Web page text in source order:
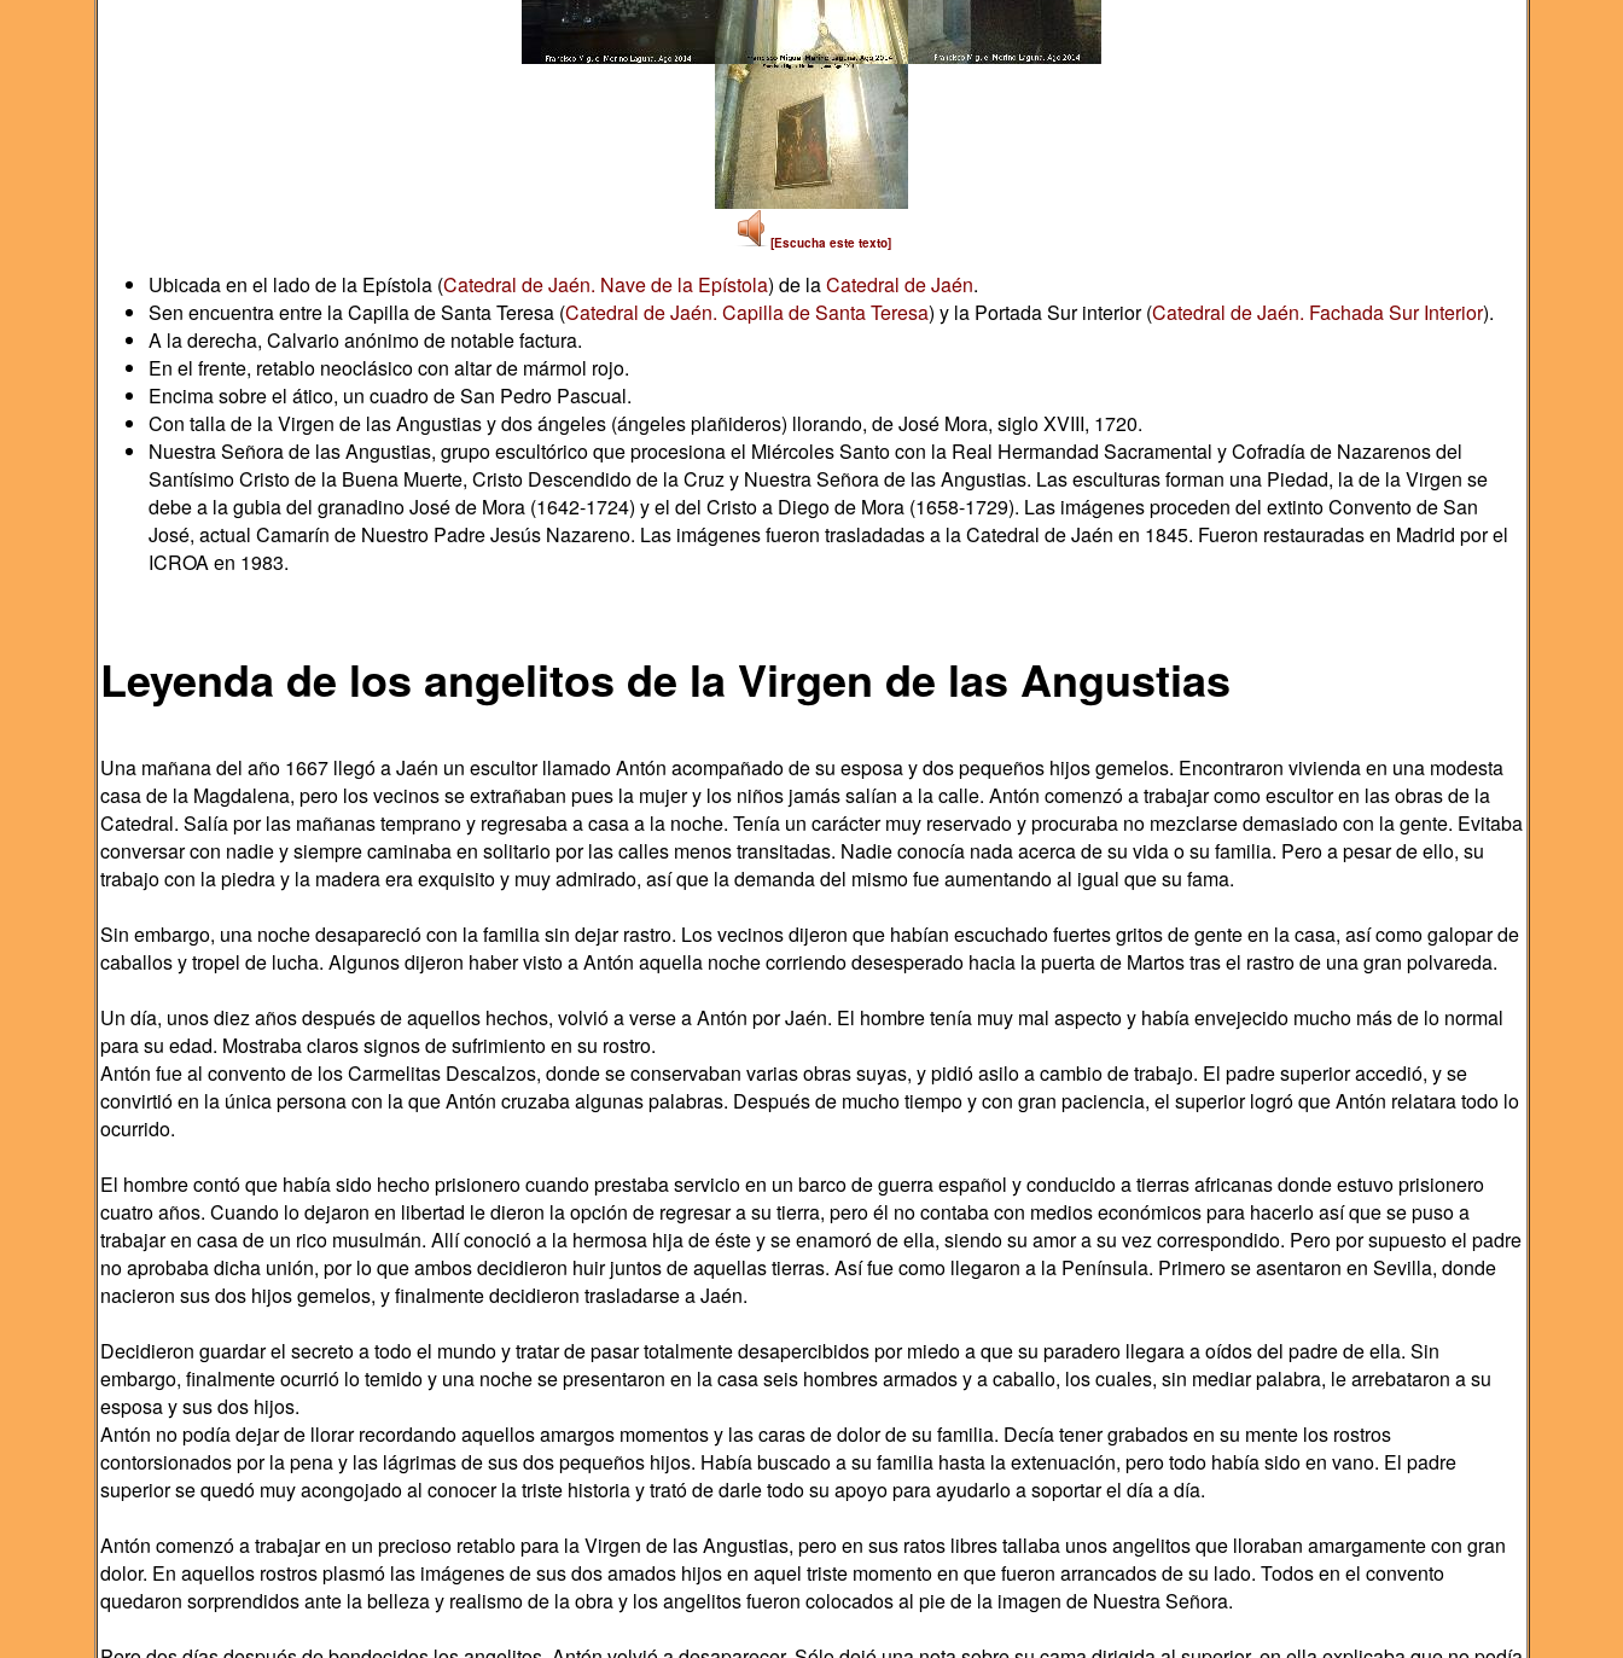
[Escucha este texto]
Ubicada en el lado de la Epístola (Catedral de Jaén. Nave de la Epístola) de laCatedral de Jaén.
Sen encuentra entre la Capilla de Santa Teresa (Catedral de Jaén. Capilla de Santa Teresa) y la Portada Sur interior (Catedral de Jaén. Fachada Sur Interior).
A la derecha, Calvario anónimo de notable factura.
En el frente, retablo neoclásico con altar de mármol rojo.
Encima sobre el ático, un cuadro de San Pedro Pascual.
Con talla de la Virgen de las Angustias y dos ángeles (ángeles plañideros) llorando, de José Mora, siglo XVIII, 1720.
Nuestra Señora de las Angustias, grupo escultórico que procesiona el Miércoles Santo con la Real Hermandad Sacramental y Cofradía de Nazarenos del
Santísimo Cristo de la Buena Muerte, Cristo Descendido de la Cruz y Nuestra Señora de las Angustias. Las esculturas forman una Piedad, la de la Virgen se
debe a la gubia del granadino José de Mora (1642-1724) y el del Cristo a Diego de Mora (1658-1729). Las imágenes proceden del extinto Convento de San
José, actual Camarín de Nuestro Padre Jesús Nazareno. Las imágenes fueron trasladadas a la Catedral de Jaén en 1845. Fueron restauradas en Madrid por el
ICROA en 1983.
Leyenda de los angelitos de la Virgen de las Angustias
Una mañana del año 1667 llegó a Jaén un escultor llamado Antón acompañado de su esposa y dos pequeños hijos gemelos. Encontraron vivienda en una modesta
casa de la Magdalena, pero los vecinos se extrañaban pues la mujer y los niños jamás salían a la calle. Antón comenzó a trabajar como escultor en las obras de la
Catedral. Salía por las mañanas temprano y regresaba a casa a la noche. Tenía un carácter muy reservado y procuraba no mezclarse demasiado con la gente. Evitaba
conversar con nadie y siempre caminaba en solitario por las calles menos transitadas. Nadie conocía nada acerca de su vida o su familia. Pero a pesar de ello, su
trabajo con la piedra y la madera era exquisito y muy admirado, así que la demanda del mismo fue aumentando al igual que su fama.
Sin embargo, una noche desapareció con la familia sin dejar rastro. Los vecinos dijeron que habían escuchado fuertes gritos de gente en la casa, así como galopar de
caballos y tropel de lucha. Algunos dijeron haber visto a Antón aquella noche corriendo desesperado hacia la puerta de Martos tras el rastro de una gran polvareda.
Un día, unos diez años después de aquellos hechos, volvió a verse a Antón por Jaén. El hombre tenía muy mal aspecto y había envejecido mucho más de lo normal
para su edad. Mostraba claros signos de sufrimiento en su rostro.
Antón fue al convento de los Carmelitas Descalzos, donde se conservaban varias obras suyas, y pidió asilo a cambio de trabajo. El padre superior accedió, y se
convirtió en la única persona con la que Antón cruzaba algunas palabras. Después de mucho tiempo y con gran paciencia, el superior logró que Antón relatara todo lo
ocurrido.
El hombre contó que había sido hecho prisionero cuando prestaba servicio en un barco de guerra español y conducido a tierras africanas donde estuvo prisionero
cuatro años. Cuando lo dejaron en libertad le dieron la opción de regresar a su tierra, pero él no contaba con medios económicos para hacerlo así que se puso a
trabajar en casa de un rico musulmán. Allí conoció a la hermosa hija de éste y se enamoró de ella, siendo su amor a su vez correspondido. Pero por supuesto el padre
no aprobaba dicha unión, por lo que ambos decidieron huir juntos de aquellas tierras. Así fue como llegaron a la Península. Primero se asentaron en Sevilla, donde
nacieron sus dos hijos gemelos, y finalmente decidieron trasladarse a Jaén.
Decidieron guardar el secreto a todo el mundo y tratar de pasar totalmente desapercibidos por miedo a que su paradero llegara a oídos del padre de ella. Sin
embargo, finalmente ocurrió lo temido y una noche se presentaron en la casa seis hombres armados y a caballo, los cuales, sin mediar palabra, le arrebataron a su
esposa y sus dos hijos.
Antón no podía dejar de llorar recordando aquellos amargos momentos y las caras de dolor de su familia. Decía tener grabados en su mente los rostros
contorsionados por la pena y las lágrimas de sus dos pequeños hijos. Había buscado a su familia hasta la extenuación, pero todo había sido en vano. El padre
superior se quedó muy acongojado al conocer la triste historia y trató de darle todo su apoyo para ayudarlo a soportar el día a día.
Antón comenzó a trabajar en un precioso retablo para la Virgen de las Angustias, pero en sus ratos libres tallaba unos angelitos que lloraban amargamente con gran
dolor. En aquellos rostros plasmó las imágenes de sus dos amados hijos en aquel triste momento en que fueron arrancados de su lado. Todos en el convento
quedaron sorprendidos ante la belleza y realismo de la obra y los angelitos fueron colocados al pie de la imagen de Nuestra Señora.